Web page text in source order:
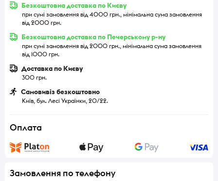
Безкоштовна доставка по Києву
при сумі замовлення від 4000 грн., мінімальна сума замовлення
від 2000 грн.
Безкоштовна доставка по Печерському р-ну
при сумі замовлення від 2000 грн., мінімальна сума замовлення
від 1000 грн.
Доставка по Києву
300 грн.
Самовивіз безкоштовно
Київ, бул. Лесі Українки, 20/22.
Оплата
Замовлення по телефону